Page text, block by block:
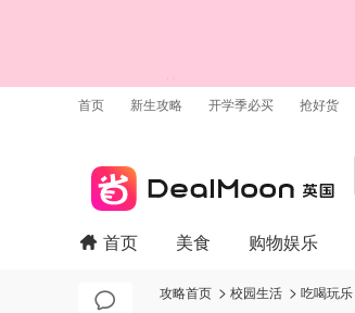
首页 新生攻略 开学季必买 抢好货
首页 美食 购物娱乐
攻略首页 校园生活 吃喝玩乐